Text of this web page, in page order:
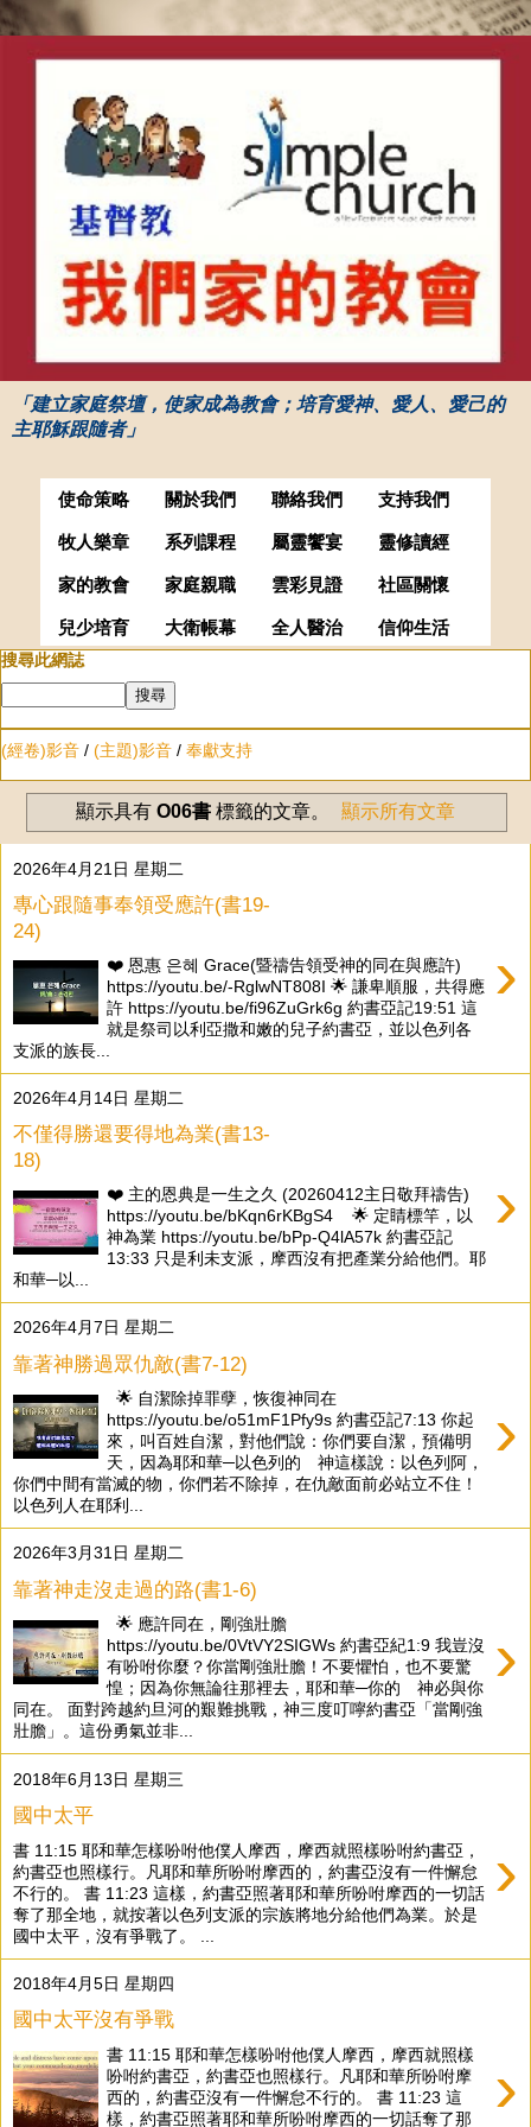
「建立家庭祭壇，使家成為教會；培育愛神、愛人、愛己的
主耶穌跟隨者」
使命策略 關於我們 聯絡我們 支持我們
牧人樂章 系列課程 屬靈饗宴 靈修讀經
家的教會 家庭親職 雲彩見證 社區關懷
兒少培育 大衛帳幕 全人醫治
信仰生活
搜尋此網誌
(經卷)影音 / (主題)影音 / 奉獻支持
顯示具有 O06書標籤的文章。 顯示所有文章
2026年4月21日 星期二
專心跟隨事奉領受應許(書19-
24)
›
❤️ 恩惠 은혜 Grace(暨禱告領受神的同在與應許)
https://youtu.be/-RglwNT808I 🌟 謙卑順服，共得應
許 https://youtu.be/fi96ZuGrk6g 約書亞記19:51 這
就是祭司以利亞撒和嫩的兒子約書亞，並以色列各
支派的族長...
2026年4月14日 星期二
不僅得勝還要得地為業(書13-
18)
›
❤️ 主的恩典是一生之久 (20260412主日敬拜禱告)
https://youtu.be/bKqn6rKBgS4 🌟 定睛標竿，以
神為業 https://youtu.be/bPp-Q4lA57k 約書亞記
13:33 只是利未支派，摩西沒有把產業分給他們。耶
和華─以...
2026年4月7日 星期二
靠著神勝過眾仇敵(書7-12)
›
🌟 自潔除掉罪孽，恢復神同在
https://youtu.be/o51mF1Pfy9s 約書亞記7:13 你起
來，叫百姓自潔，對他們說：你們要自潔，預備明
天，因為耶和華─以色列的 神這樣說：以色列阿，
你們中間有當滅的物，你們若不除掉，在仇敵面前必站立不住！
以色列人在耶利...
2026年3月31日 星期二
靠著神走沒走過的路(書1-6)
›
🌟 應許同在，剛強壯膽
https://youtu.be/0VtVY2SIGWs 約書亞紀1:9 我豈沒
有吩咐你麼？你當剛強壯膽！不要懼怕，也不要驚
惶；因為你無論往那裡去，耶和華─你的 神必與你
同在。 面對跨越約旦河的艱難挑戰，神三度叮嚀約書亞「當剛強
壯膽」。這份勇氣並非...
2018年6月13日 星期三
國中太平
›
書 11:15 耶和華怎樣吩咐他僕人摩西，摩西就照樣吩咐約書亞，
約書亞也照樣行。凡耶和華所吩咐摩西的，約書亞沒有一件懈怠
不行的。 書 11:23 這樣，約書亞照著耶和華所吩咐摩西的一切話
奪了那全地，就按著以色列支派的宗族將地分給他們為業。於是
國中太平，沒有爭戰了。 ...
2018年4月5日 星期四
國中太平沒有爭戰
›
書 11:15 耶和華怎樣吩咐他僕人摩西，摩西就照樣
吩咐約書亞，約書亞也照樣行。凡耶和華所吩咐摩
西的，約書亞沒有一件懈怠不行的。 書 11:23 這
樣，約書亞照著耶和華所吩咐摩西的一切話奪了那